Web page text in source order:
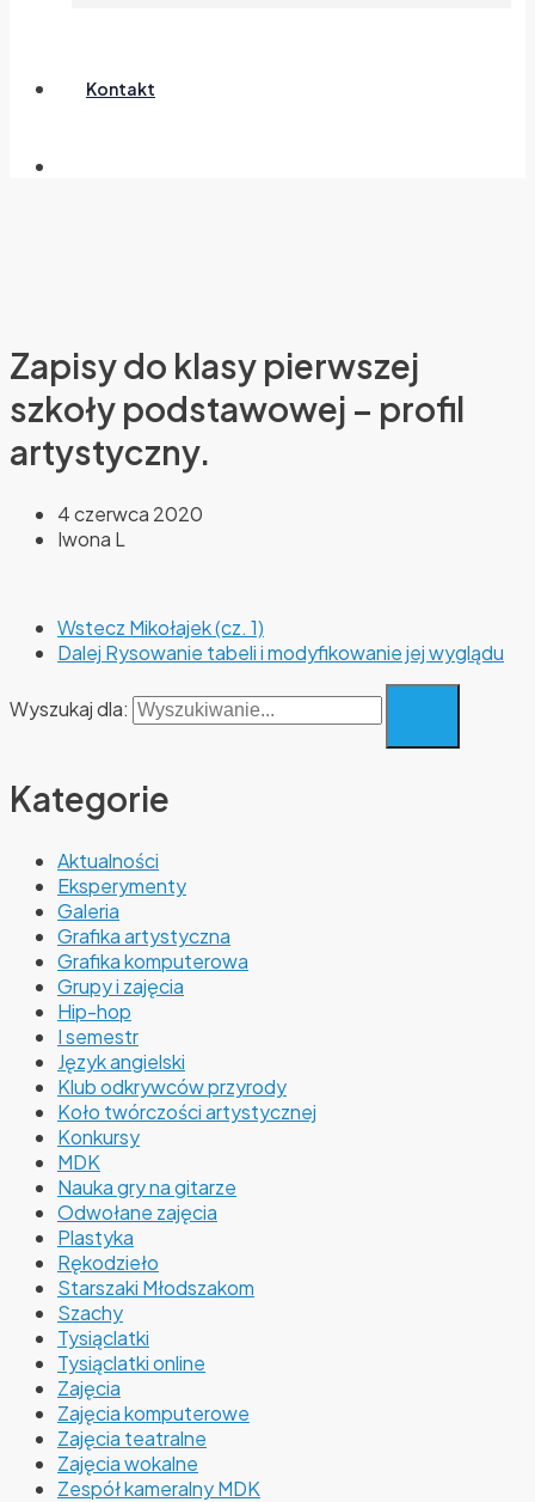
Kontakt
Zapisy do klasy pierwszej
szkoły podstawowej – profil
artystyczny.
4 czerwca 2020
Iwona L
Wstecz Mikołajek (cz. 1)
Dalej Rysowanie tabeli i modyfikowanie jej wyglądu
Wyszukaj dla:
Kategorie
Aktualności
Eksperymenty
Galeria
Grafika artystyczna
Grafika komputerowa
Grupy i zajęcia
Hip-hop
I semestr
Język angielski
Klub odkrywców przyrody
Koło twórczości artystycznej
Konkursy
MDK
Nauka gry na gitarze
Odwołane zajęcia
Plastyka
Rękodzieło
Starszaki Młodszakom
Szachy
Tysiąclatki
Tysiąclatki online
Zajęcia
Zajęcia komputerowe
Zajęcia teatralne
Zajęcia wokalne
Zespół kameralny MDK